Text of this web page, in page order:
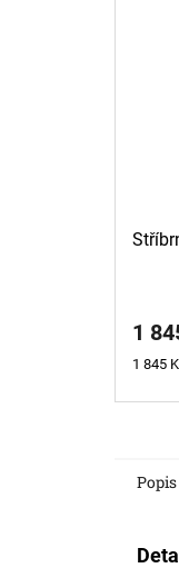
1
Měrná
1 845
Popis